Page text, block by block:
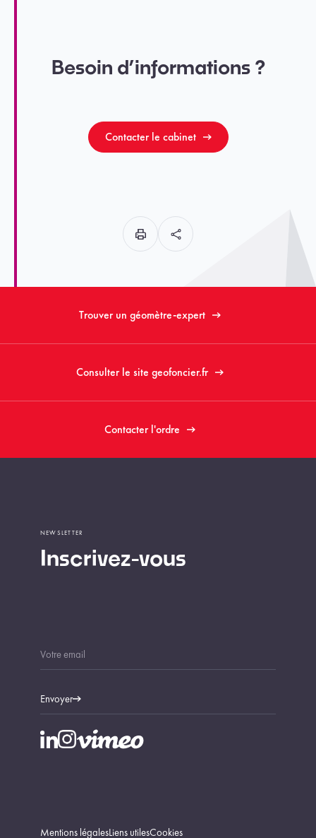
Besoin d’informations ?
Contacter le cabinet
Trouver un géomètre-expert
Consulter le site geofoncier.fr
Contacter l'ordre
Inscrivez-vous
NEWSLETTER
Envoyer
Mentions légalesLiens utilesCookies